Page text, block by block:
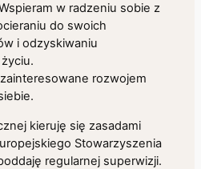
w radzeniu sobie z
do swoich
i odzyskiwaniu
rozwojem
kieruję się zasadami
Stowarzyszenia
regularnej superwizji.